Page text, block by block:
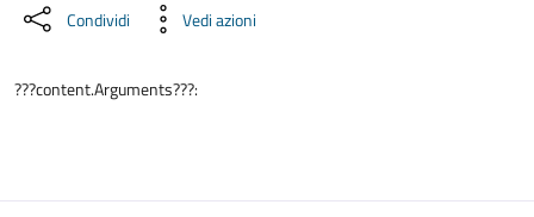
Condividi Vedi azioni
???content.Arguments???: